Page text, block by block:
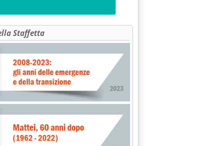
Staffetta